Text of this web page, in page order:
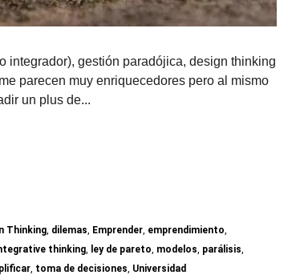
integrador), gestión paradójica, design thinking
parecen muy enriquecedores pero al mismo
un plus de...
Thinking, dilemas, Emprender, emprendimiento,
thinking, ley de pareto, modelos, parálisis,
, toma de decisiones, Universidad